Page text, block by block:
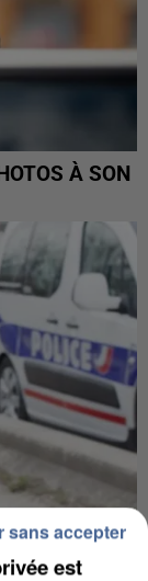
À SON
est
sans accepter